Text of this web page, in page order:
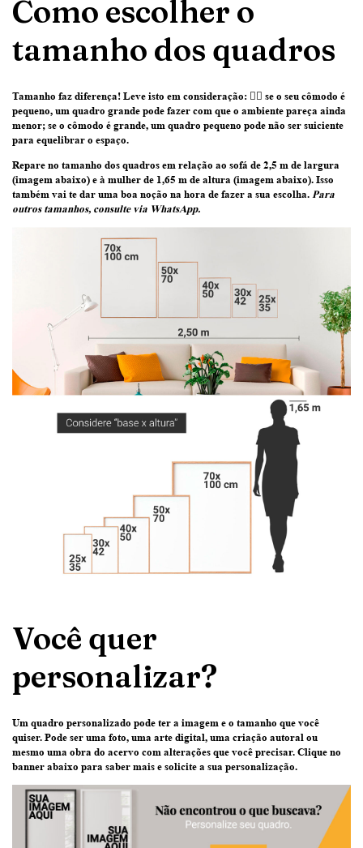
Como escolher o
tamanho dos quadros
Tamanho faz diferença! Leve isto em consideração: 👉🏽 se o seu cômodo é
pequeno, um quadro grande pode fazer com que o ambiente pareça ainda
menor; se o cômodo é grande, um quadro pequeno pode não ser suiciente
para equelibrar o espaço.
Repare no tamanho dos quadros em relação ao sofá de 2,5 m de largura
(imagem abaixo) e à mulher de 1,65 m de altura (imagem abaixo). Isso
também vai te dar uma boa noção na hora de fazer a sua escolha. Para
outros tamanhos, consulte via WhatsApp.
Você quer
personalizar?
Um quadro personalizado pode ter a imagem e o tamanho que você
quiser. Pode ser uma foto, uma arte digital, uma criação autoral ou
mesmo uma obra do acervo com alterações que você precisar. Clique no
banner abaixo para saber mais e solicite a sua personalização.